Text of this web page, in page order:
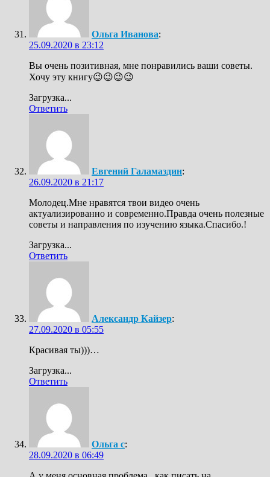
Ольга Иванова:
25.09.2020 в 23:12
Вы очень позитивная, мне понравились ваши советы.
Хочу эту книгу😉😉😉😉
Загрузка...
Ответить
Евгений Галамаздин:
26.09.2020 в 21:17
Молодец.Мне нравятся твои видео очень
актуализированно и современно.Правда очень полезные
советы и направления по изучению языка.Спасибо.!
Загрузка...
Ответить
Александр Кайзер:
27.09.2020 в 05:55
Красивая ты)))…
Загрузка...
Ответить
Ольга с:
28.09.2020 в 06:49